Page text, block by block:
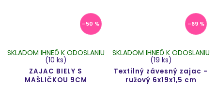
–50 %
ZAJAC BIELY S
MAŠLIČKOU 9CM
SKLADOM IHNEĎ K ODOSLANIU
(10 ks)
–69 %
Textilný závesný zajac -
ružový 6x19x1,5 cm
SKLADOM IHNEĎ K ODOSLANIU
(19 ks)